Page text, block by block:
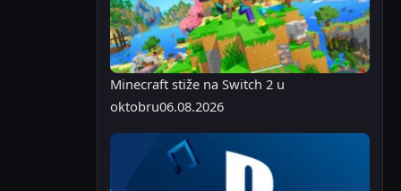
Minecraft stiže na Switch 2 u
oktobru06.08.2026